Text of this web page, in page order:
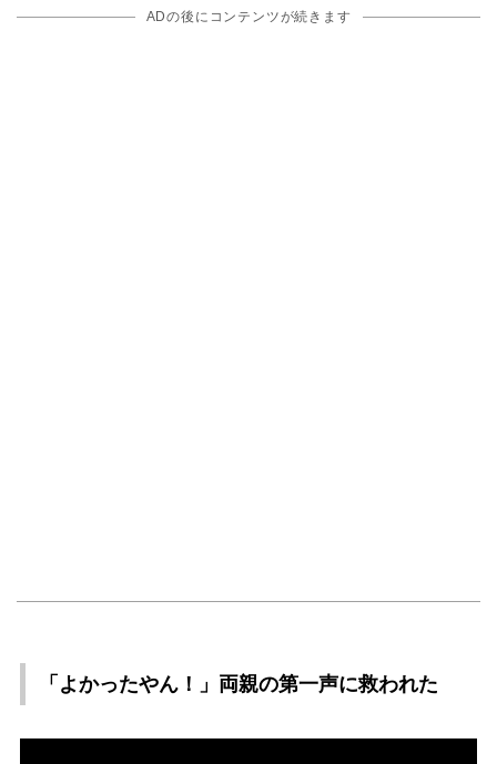
ADの後にコンテンツが続きます
「よかったやん！」両親の第一声に救われた